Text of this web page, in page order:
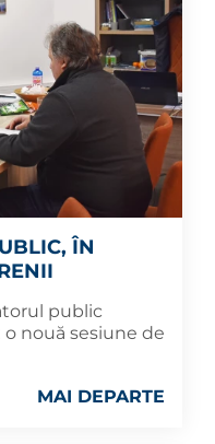
ÎN
public
nouă sesiune de
MAI DEPARTE